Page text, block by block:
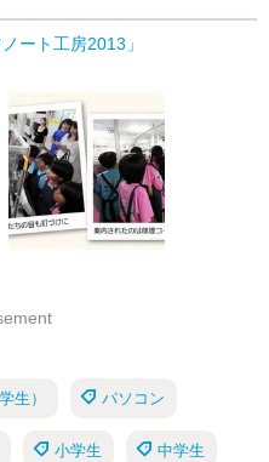
ート工房2013」
生） パソコン
小学生 中学生